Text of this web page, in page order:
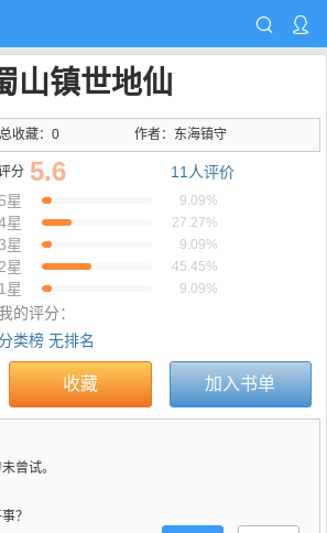
山镇世地仙
总收藏：0 作者： 东海镇守
分 5.6 11人评价
5星
9.09%
星 27.27%
星 9.09%
2星 45.45%
1星 9.09%
的评分：
类榜 无排名
收藏 加入书单
试。
？